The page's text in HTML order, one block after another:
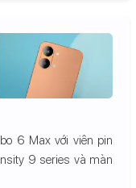
6 Max với viên pin
9 series và màn